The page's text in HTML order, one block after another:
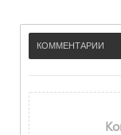
КОММЕНТАРИИ